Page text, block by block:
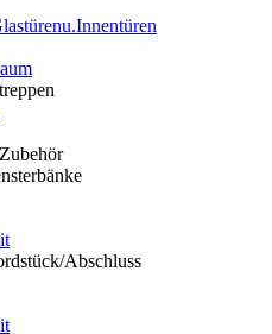
Abschluss